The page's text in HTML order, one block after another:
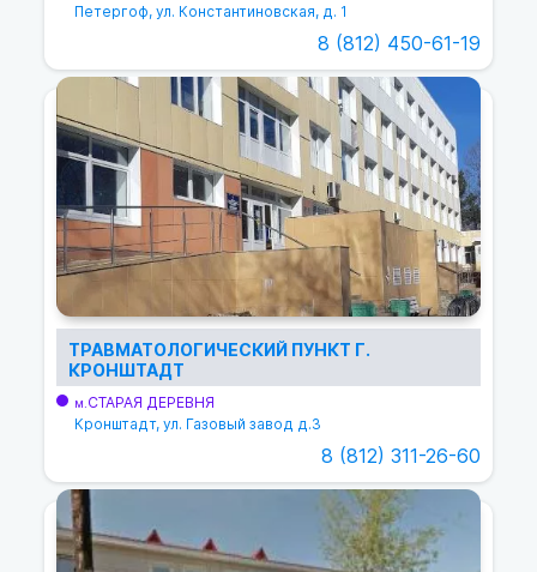
Петергоф, ул. Константиновская, д. 1
8 (812) 450-61-19
ТРАВМАТОЛОГИЧЕСКИЙ ПУНКТ Г.
КРОНШТАДТ
м.СТАРАЯ ДЕРЕВНЯ
Кронштадт, ул. Газовый завод д.3
8 (812) 311-26-60